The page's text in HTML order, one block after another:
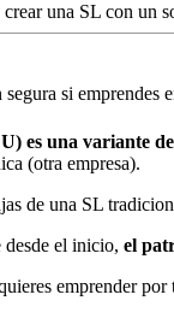
crear una SL con un
si emprendes
es una variante
(otra empresa).
de una SL
desde el inicio, el
emprender